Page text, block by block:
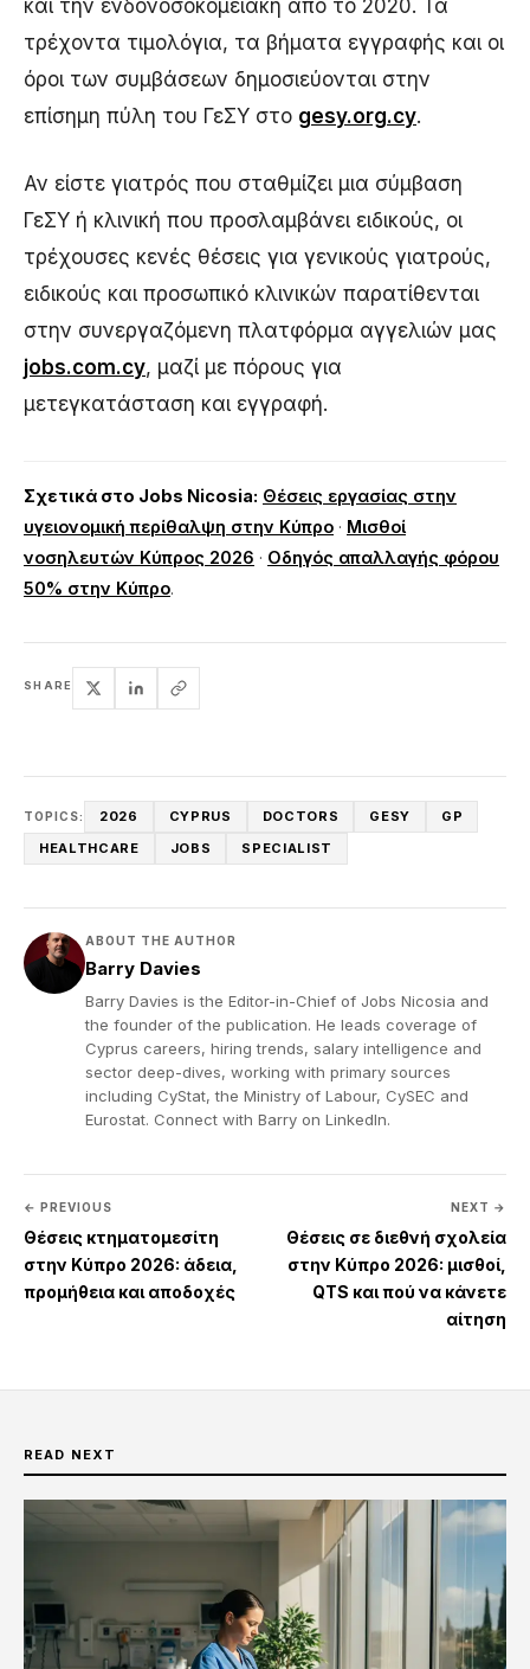
και την ενδονοσοκομειακή από το 2020. Τα
τρέχοντα τιμολόγια, τα βήματα εγγραφής και οι
όροι των συμβάσεων δημοσιεύονται στην
επίσημη πύλη του ΓεΣΥ στο gesy.org.cy.
Αν είστε γιατρός που σταθμίζει μια σύμβαση
ΓεΣΥ ή κλινική που προσλαμβάνει ειδικούς, οι
τρέχουσες κενές θέσεις για γενικούς γιατρούς,
ειδικούς και προσωπικό κλινικών παρατίθενται
στην συνεργαζόμενη πλατφόρμα αγγελιών μας
jobs.com.cy, μαζί με πόρους για
μετεγκατάσταση και εγγραφή.
Σχετικά στο Jobs Nicosia: Θέσεις εργασίας στην
υγειονομική περίθαλψη στην Κύπρο · Μισθοί
νοσηλευτών Κύπρος 2026 · Οδηγός απαλλαγής φόρου
50% στην Κύπρο.
SHARE
TOPICS: 2026 CYPRUS DOCTORS GESY
GP
HEALTHCARE
JOBS SPECIALIST
ABOUT THE AUTHOR
Barry Davies
Barry Davies is the Editor-in-Chief of Jobs Nicosia and
the founder of the publication. He leads coverage of
Cyprus careers, hiring trends, salary intelligence and
sector deep-dives, working with primary sources
including CyStat, the Ministry of Labour, CySEC and
Eurostat. Connect with Barry on LinkedIn.
← PREVIOUS
Θέσεις κτηματομεσίτη
στην Κύπρο 2026: άδεια,
προμήθεια και αποδοχές
NEXT →
Θέσεις σε διεθνή σχολεία
στην Κύπρο 2026: μισθοί,
QTS και πού να κάνετε
αίτηση
READ NEXT